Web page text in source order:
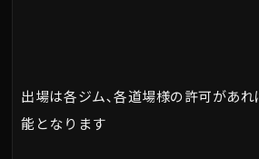
出場は各ジム､各道場様の許可があ
能となります